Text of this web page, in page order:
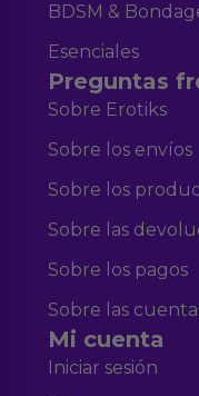
BDSM &
Esenciales
Preguntas
Sobre Erotiks
Sobre los envíos
Sobre los
Sobre las
Sobre los pagos
Sobre las
Mi cuenta
Iniciar sesión